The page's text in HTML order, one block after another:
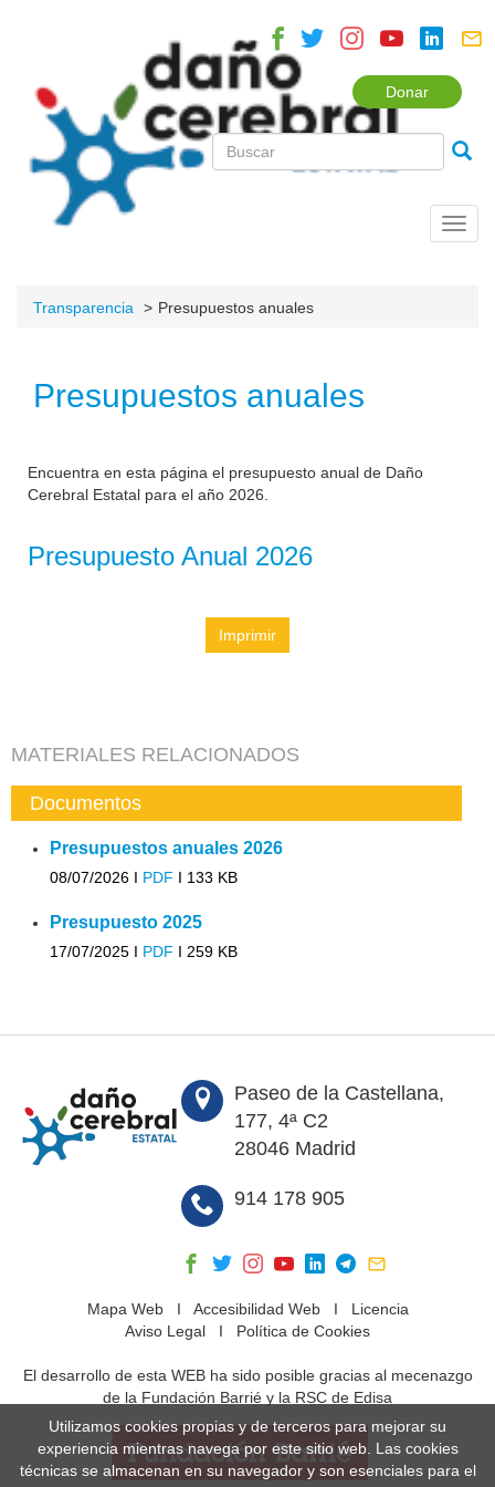
Donar
Transparencia Presupuestos anuales
Presupuestos anuales
Encuentra en esta página el presupuesto anual de Daño
Cerebral Estatal para el año 2026.
Presupuesto Anual 2026
Imprimir
MATERIALES RELACIONADOS
Documentos
Presupuestos anuales 2026
08/07/2026 I PDF I 133 KB
Presupuesto 2025
17/07/2025 I PDF I 259 KB
Paseo de la Castellana,
177, 4ª C2
28046 Madrid
914 178 905
Mapa WebI Accesibilidad WebI Licencia
Aviso Legal I Política de Cookies
El desarrollo de esta WEB ha sido posible gracias al mecenazgo
de la Fundación Barrié y la RSC de Edisa
Utilizamos cookies propias y de terceros para mejorar su
experiencia mientras navega por este sitio web. Las cookies
técnicas se almacenan en su navegador y son esenciales para el